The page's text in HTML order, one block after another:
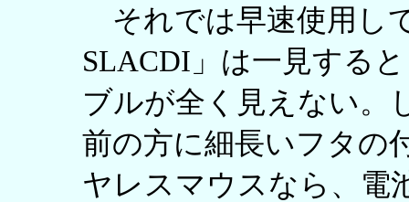
それでは早速使用し
SLACDI」は一見する
ブルが全く見えない。
前の方に細長いフタの
ヤレスマウスなら、電